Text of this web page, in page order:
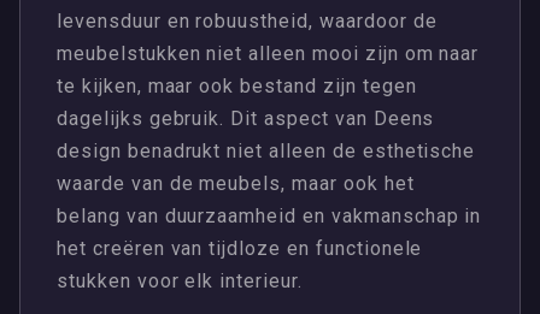
levensduur en robuustheid, waardoor de
meubelstukken niet alleen mooi zijn om naar
te kijken, maar ook bestand zijn tegen
dagelijks gebruik. Dit aspect van Deens
design benadrukt niet alleen de esthetische
waarde van de meubels, maar ook het
belang van duurzaamheid en vakmanschap in
het creëren van tijdloze en functionele
stukken voor elk interieur.